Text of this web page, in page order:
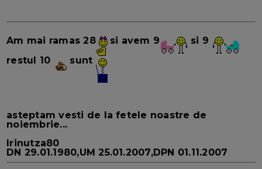
Am mai ramas 28 si avem 9
si 9
restul 10
sunt
asteptam vesti de la fetele noastre de
noiembrie...
Irinutza80
DN 29.01.1980,UM 25.01.2007,DPN 01.11.2007